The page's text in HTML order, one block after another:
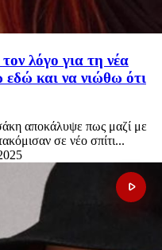
λόγο για τη νέα
εδώ και να νιώθω ότι
αποκάλυψε πως μαζί με
σε νέο σπίτι...